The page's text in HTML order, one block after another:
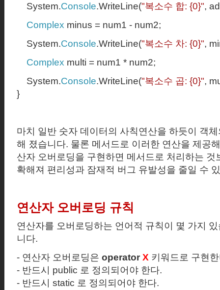
System.Console.WriteLine("복소수 합: {0}",
Complex minus = num1 - num2;
System.Console.WriteLine("복소수 차: {0}",
Complex multi = num1 * num2;
System.Console.WriteLine("복소수 곱: {0}",
}
마치 일반 숫자 데이터의 사칙연산을 하듯이 객
해 졌습니다. 물론 메서드로 이러한 연산을 제공
산자 오버로딩을 구현하면 메서드로 처리하는 것
확해져 편리성과 잠재적 버그 유발성을 줄일 수
연산자 오버로딩 규칙
연산자를 오버로딩하는 언어적 규칙이 몇 가지
니다.
- 연산자 오버로딩은 operator X 키워드로 구현
- 반드시 public 로 정의되어야 한다.
- 반드시 static 로 정의되어야 한다.